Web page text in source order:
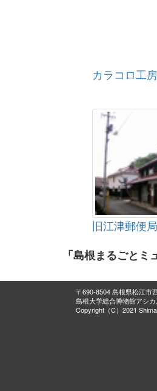
カラコロ工
旧江津郵便局
「島根まるごと
〒690-8504 島根県松江市
島根大学総合博物館アシ
Copyright（C）2021